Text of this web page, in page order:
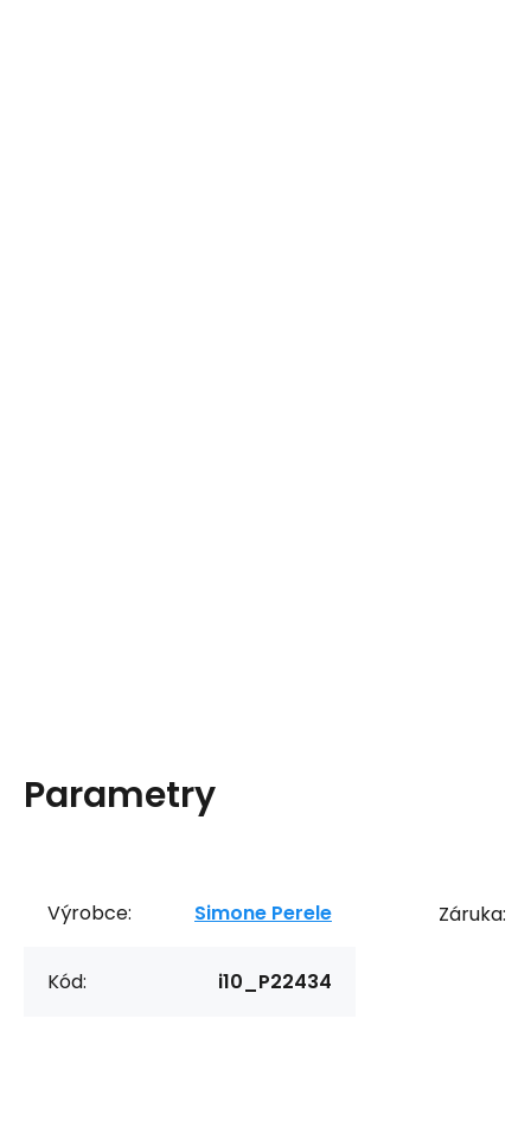
Parametry
Výrobce: Simone Perele
Kód: i10_P22434
Záruka: